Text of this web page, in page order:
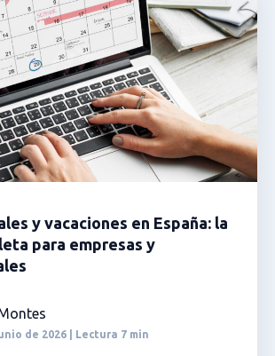
y vacaciones en España: la
para empresas y
de 2026 | Lectura 7 min